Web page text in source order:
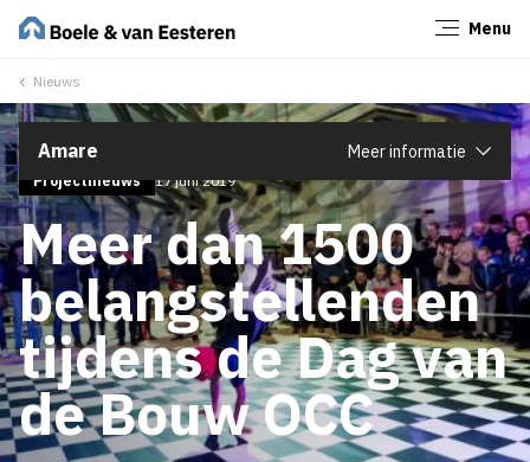
Menu
Nieuws
Amare Meer informatie
Projectnieuws 17 juni 2019
Meer dan 1500
belangstellenden
tijdens de Dag van
de Bouw OCC
Sluiten